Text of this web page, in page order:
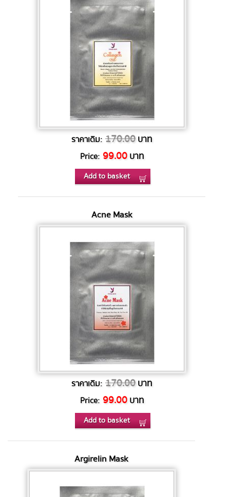
ราคาเดิม: 170.00บาท
Price: 99.00 บาท
Add to basket
Acne Mask
ราคาเดิม: 170.00บาท
Price: 99.00 บาท
Add to basket
Argirelin Mask